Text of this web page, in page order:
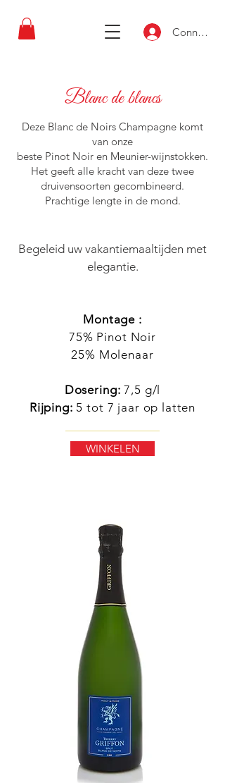
Connexion
Blanc de blancs
Deze Blanc de Noirs Champagne komt
van onze
beste Pinot Noir en Meunier-wijnstokken.
Het geeft alle kracht van deze twee
druivensoorten gecombineerd.
Prachtige lengte in de mond.
Begeleid uw vakantiemaaltijden met
elegantie.
Montage :
75% Pinot Noir
25% Molenaar
Dosering: 7,5 g/l
Rijping: 5 tot 7 jaar op latten
WINKELEN